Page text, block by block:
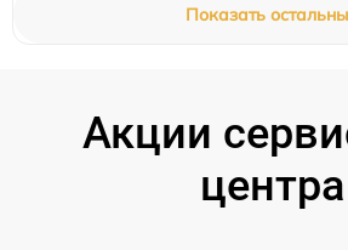
Показать
Акции
центра